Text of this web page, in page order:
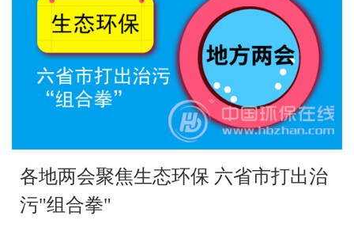
各地两会聚焦生态环保 六省市打出治
污"组合拳"